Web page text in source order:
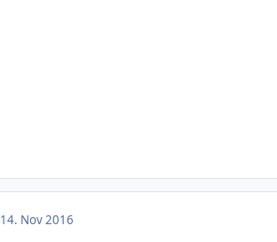
14. Nov 2016